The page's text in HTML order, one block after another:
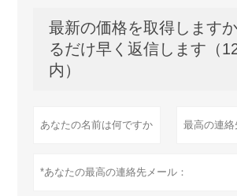
最新の価格を取得します
るだけ早く返信します（
内）